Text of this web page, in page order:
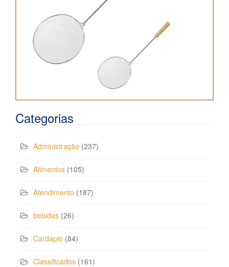
Categorias
Administração (237)
Alimentos (105)
Atendimento (187)
bebidas (26)
Cardápio (84)
Classificados (161)